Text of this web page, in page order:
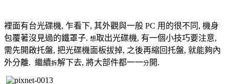
裡面有台光碟機, 乍看下, 其外觀與一般 PC 用的很不同, 機身
包覆著沒見過的鐵罩子. 想取出光碟機, 有一個小技巧要注意,
需先開啟托盤, 把光碟機面板拔掉, 之後再縮回托盤, 就能夠內
外分離. 繼續拆解下去, 將大部件都一一分開.